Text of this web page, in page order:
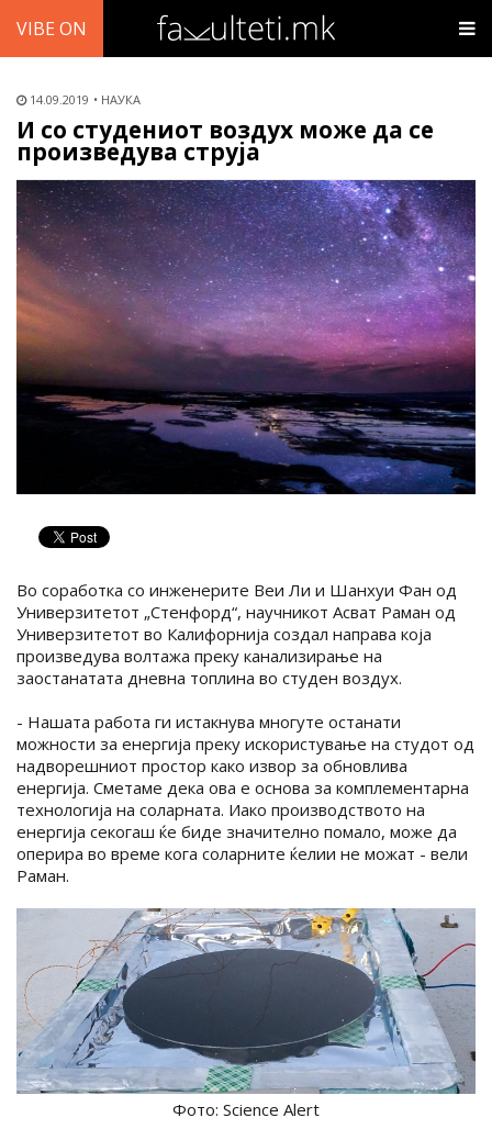
VIBE ON
14.09.2019 НАУКА
И со студениот воздух може да се
произведува струја
Во соработка со инженерите Веи Ли и Шанхуи Фан од
Универзитетот „Стенфорд“, научникот Асват Раман од
Универзитетот во Калифорнија создал направа која
произведува волтажа преку канализирање на
заостанатата дневна топлина во студен воздух.
- Нашата работа ги истакнува многуте останати
можности за енергија преку искористување на студот од
надворешниот простор како извор за обновлива
енергија. Сметаме дека ова е основа за комплементарна
технологија на соларната. Иако производството на
енергија секогаш ќе биде значително помало, може да
оперира во време кога соларните ќелии не можат - вели
Раман.
Фото: Science Alert